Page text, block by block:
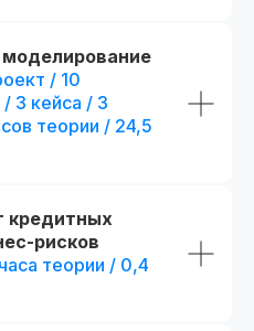
/ 10
/ 3 кейса / 3
теории / 24,5
кредитных
рисков
теории / 0,4
Удостоверение о
квалификации